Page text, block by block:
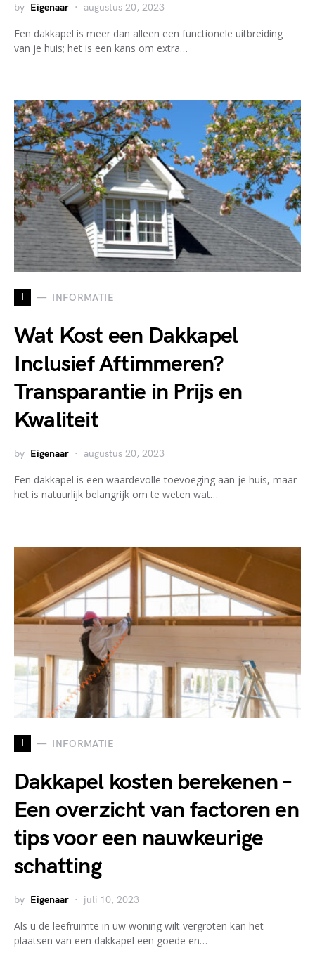
by Eigenaar augustus 20, 2023
Een dakkapel is meer dan alleen een functionele uitbreiding
van je huis; het is een kans om extra…
I INFORMATIE
Wat Kost een Dakkapel
Inclusief Aftimmeren?
Transparantie in Prijs en
Kwaliteit
by Eigenaar augustus 20, 2023
Een dakkapel is een waardevolle toevoeging aan je huis, maar
het is natuurlijk belangrijk om te weten wat…
I INFORMATIE
Dakkapel kosten berekenen –
Een overzicht van factoren en
tips voor een nauwkeurige
schatting
by Eigenaar juli 10, 2023
Als u de leefruimte in uw woning wilt vergroten kan het
plaatsen van een dakkapel een goede en…